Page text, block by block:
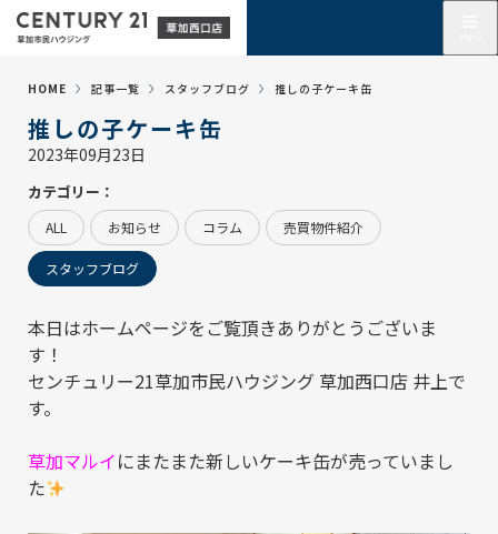
HOME 記事一覧 スタッフブログ 推しの子ケーキ缶
推しの子ケーキ缶
2023年09月23日
カテゴリー：
ALL お知らせ コラム 売買物件紹介
スタッフブログ
本日はホームページをご覧頂きありがとうございま
す！
センチュリー21草加市民ハウジング 草加西口店 井上で
す。
草加マルイにまたまた新しいケーキ缶が売っていまし
た